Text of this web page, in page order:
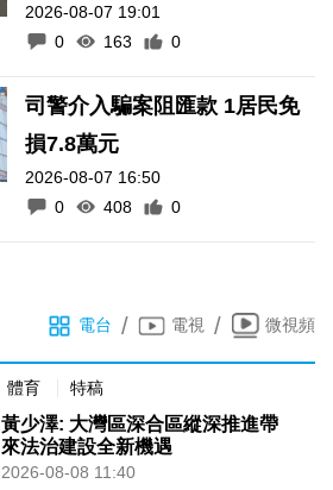
2026-08-07 19:01
0
163 0
司警介入騙案阻匯款 1居民免
損7.8萬元
2026-08-07 16:50
0
408 0
電台 / 電視 / 微視頻
體育 特稿
黃少澤: 大灣區深合區縱深推進帶
來法治建設全新機遇
2026-08-08 11:40